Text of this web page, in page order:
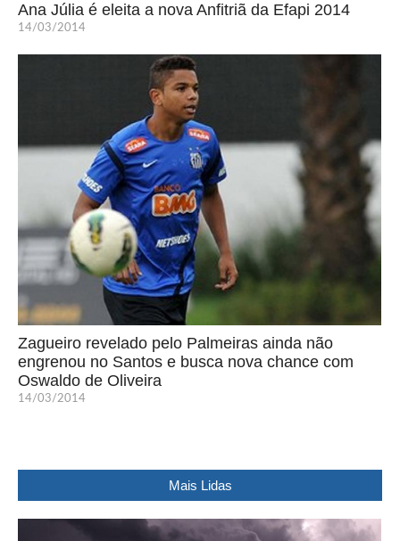
Ana Júlia é eleita a nova Anfitriã da Efapi 2014
14/03/2014
Zagueiro revelado pelo Palmeiras ainda não
engrenou no Santos e busca nova chance com
Oswaldo de Oliveira
14/03/2014
Mais Lidas